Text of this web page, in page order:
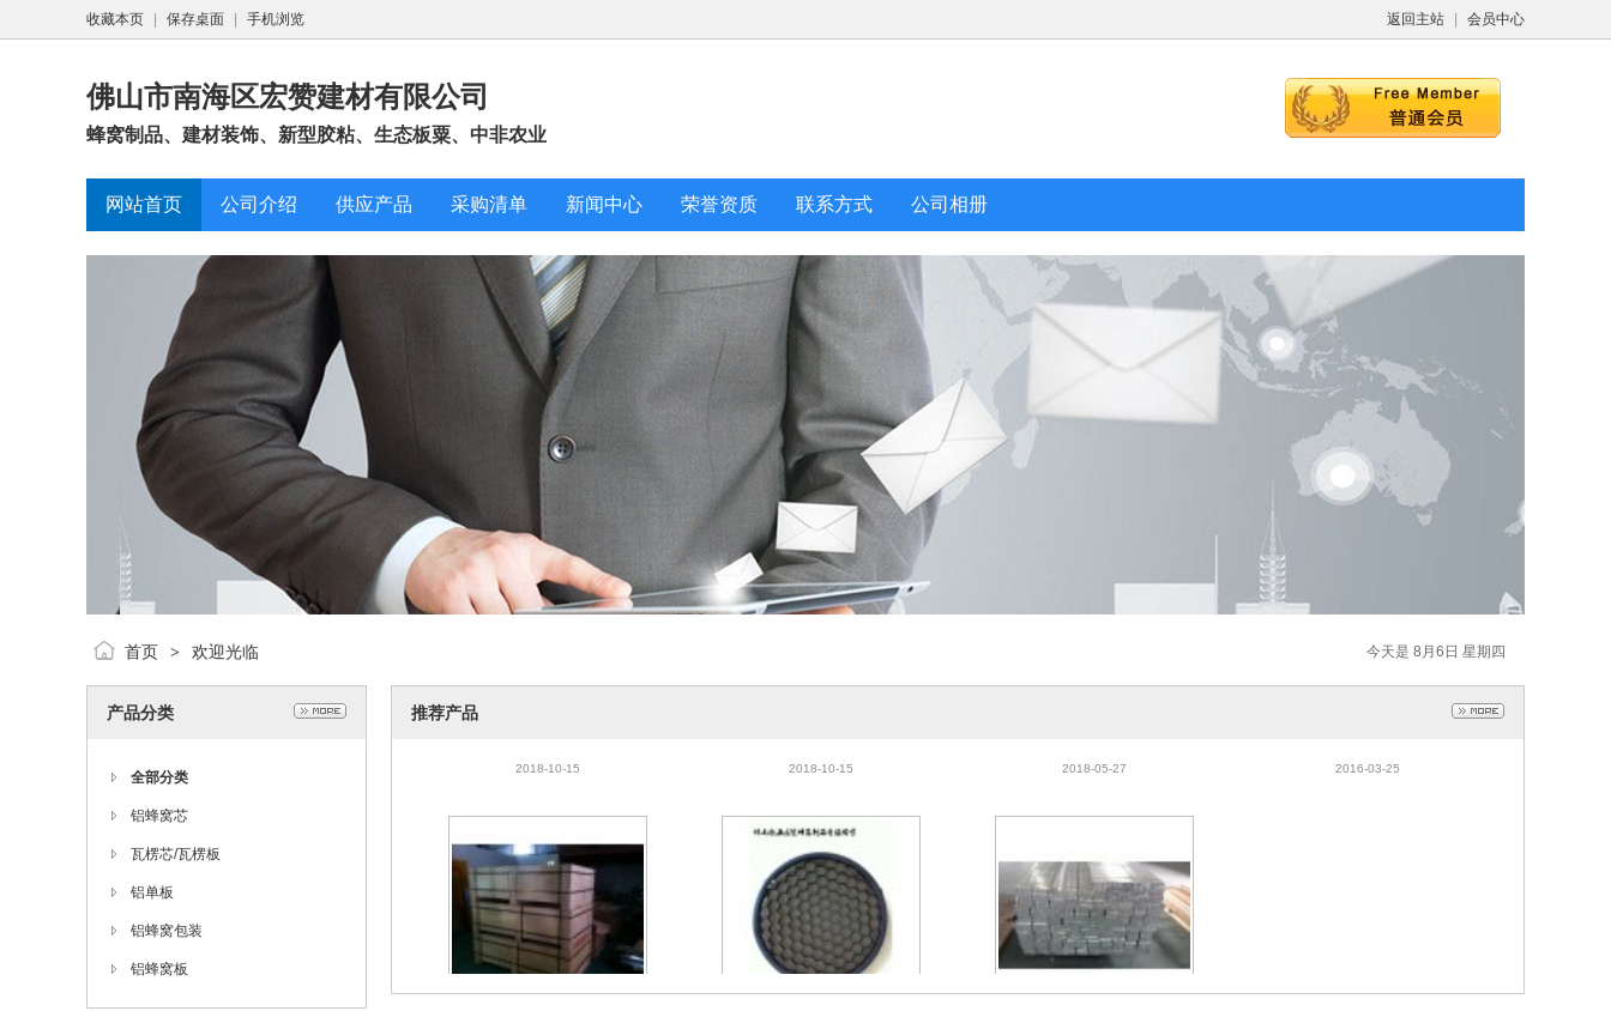
返回主站 会员中心
收藏本页 保存桌面 手机浏览
佛山市南海区宏赞建材有限公司
蜂窝制品、建材装饰、新型胶粘、生态板粟、中非农业
网站首页 公司介绍 供应产品 采购清单 新闻中心 荣誉资质 联系方式 公司相册
今天是 8月6日 星期四
首页 > 欢迎光临
产品分类
全部分类
铝蜂窝芯
瓦楞芯/瓦楞板
铝单板
铝蜂窝包装
铝蜂窝板
推荐产品
2018-10-15
式瓦楞板、瓦楞板
2018-10-15
窝板生产厂家
2018-05-27 2016-03-25